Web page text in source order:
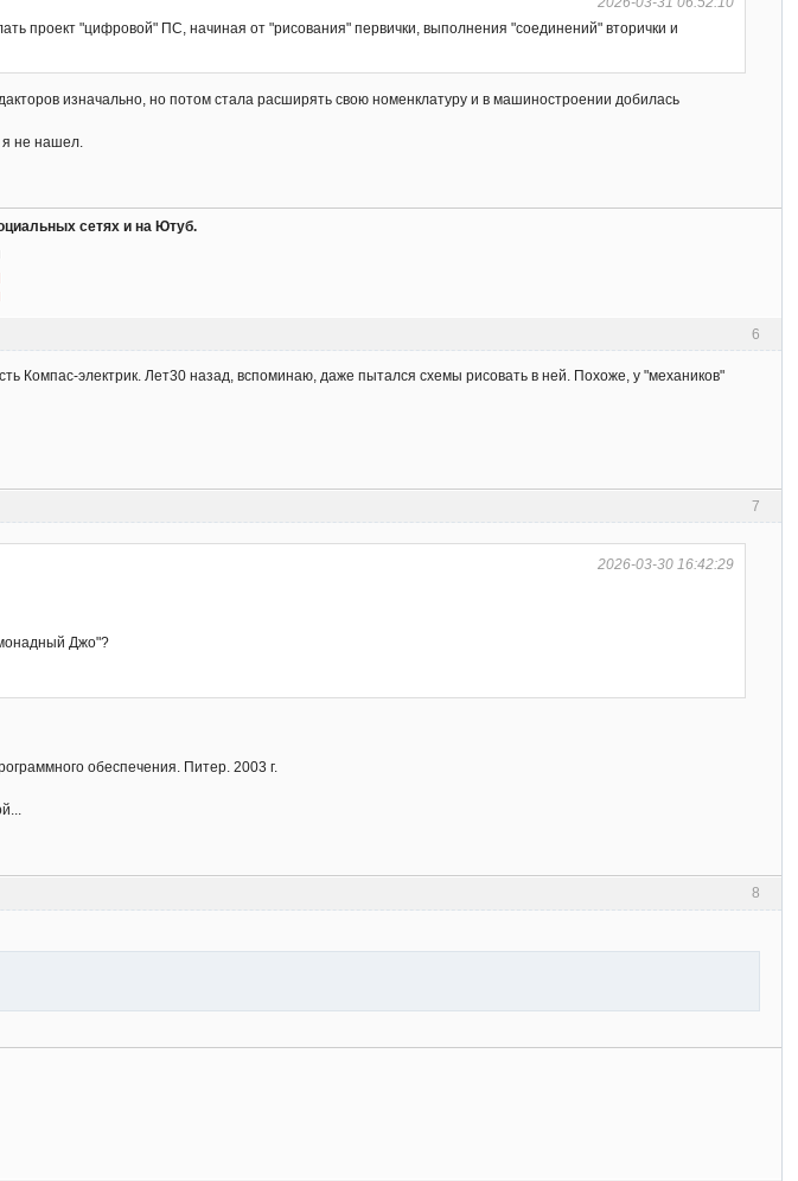
проект "цифровой" ПС, начиная от "рисования" первички, выполнения "соединений" вторички и
изначально, но потом стала расширять свою номенклатуру и в машиностроении добилась
я не нашел.
сетях и на Ютуб.
6
электрик. Лет30 назад, вспоминаю, даже пытался схемы рисовать в ней. Похоже, у "механиков"
7
2026-03-30 16:42:29
Джо"?
обеспечения. Питер. 2003 г.
8